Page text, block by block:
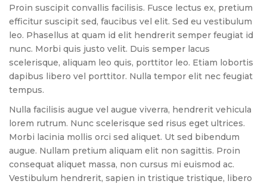
Proin suscipit convallis facilisis. Fusce lectus ex, pretium
efficitur suscipit sed, faucibus vel elit. Sed eu vestibulum
leo. Phasellus at quam id elit hendrerit semper feugiat id
nunc. Morbi quis justo velit. Duis semper lacus
scelerisque, aliquam leo quis, porttitor leo. Etiam lobortis
dapibus libero vel porttitor. Nulla tempor elit nec feugiat
tempus.
Nulla facilisis augue vel augue viverra, hendrerit vehicula
lorem rutrum. Nunc scelerisque sed risus eget ultrices.
Morbi lacinia mollis orci sed aliquet. Ut sed bibendum
augue. Nullam pretium aliquam elit non sagittis. Proin
consequat aliquet massa, non cursus mi euismod ac.
Vestibulum hendrerit, sapien in tristique tristique, libero